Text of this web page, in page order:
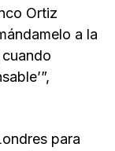
Ortiz
a la
para